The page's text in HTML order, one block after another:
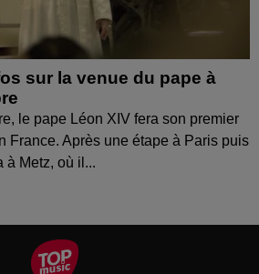
sur la venue du pape à
le pape Léon XIV fera son premier
France. Après une étape à Paris puis
à Metz, où il...